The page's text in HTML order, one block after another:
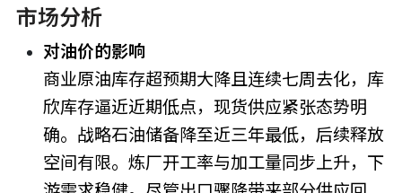
市场分析
对油价的影响
商业原油库存超预期大降且连续七周去化，库
欣库存逼近近期低点，现货供应紧张态势明
确。战略石油储备降至近三年最低，后续释放
空间有限。炼厂开工率与加工量同步上升，下